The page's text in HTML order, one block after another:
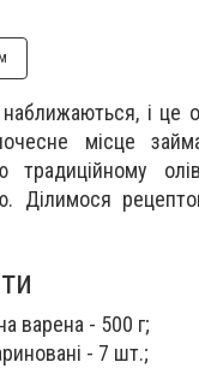
і це
місце
традиційному
Ділимося
варена - 500 г;
- 7 шт.;